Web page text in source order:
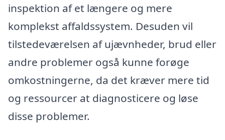
inspektion af et længere og mere
komplekst affaldssystem. Desuden vil
tilstedeværelsen af ujævnheder, brud eller
andre problemer også kunne forøge
omkostningerne, da det kræver mere tid
og ressourcer at diagnosticere og løse
disse problemer.